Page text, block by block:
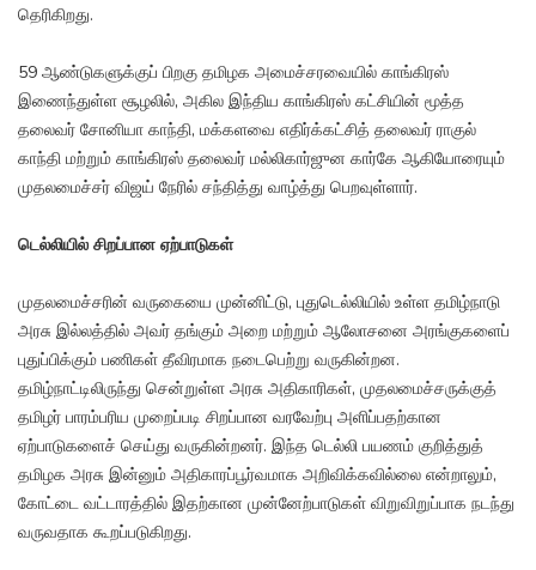
தெரிகிறது.
59 ஆண்டுகளுக்குப் பிறகு தமிழக அமைச்சரவையில் காங்கிரஸ்
இணைந்துள்ள சூழலில், அகில இந்திய காங்கிரஸ் கட்சியின் மூத்த
தலைவர் சோனியா காந்தி, மக்களவை எதிர்க்கட்சித் தலைவர் ராகுல்
காந்தி மற்றும் காங்கிரஸ் தலைவர் மல்லிகார்ஜுன கார்கே ஆகியோரையும்
முதலமைச்சர் விஜய் நேரில் சந்தித்து வாழ்த்து பெறவுள்ளார்.
டெல்லியில் சிறப்பான ஏற்பாடுகள்
முதலமைச்சரின் வருகையை முன்னிட்டு, புதுடெல்லியில் உள்ள தமிழ்நாடு
அரசு இல்லத்தில் அவர் தங்கும் அறை மற்றும் ஆலோசனை அரங்குகளைப்
புதுப்பிக்கும் பணிகள் தீவிரமாக நடைபெற்று வருகின்றன.
தமிழ்நாட்டிலிருந்து சென்றுள்ள அரசு அதிகாரிகள், முதலமைச்சருக்குத்
தமிழர் பாரம்பரிய முறைப்படி சிறப்பான வரவேற்பு அளிப்பதற்கான
ஏற்பாடுகளைச் செய்து வருகின்றனர். இந்த டெல்லி பயணம் குறித்துத்
தமிழக அரசு இன்னும் அதிகாரப்பூர்வமாக அறிவிக்கவில்லை என்றாலும்,
கோட்டை வட்டாரத்தில் இதற்கான முன்னேற்பாடுகள் விறுவிறுப்பாக நடந்து
வருவதாக கூறப்படுகிறது.